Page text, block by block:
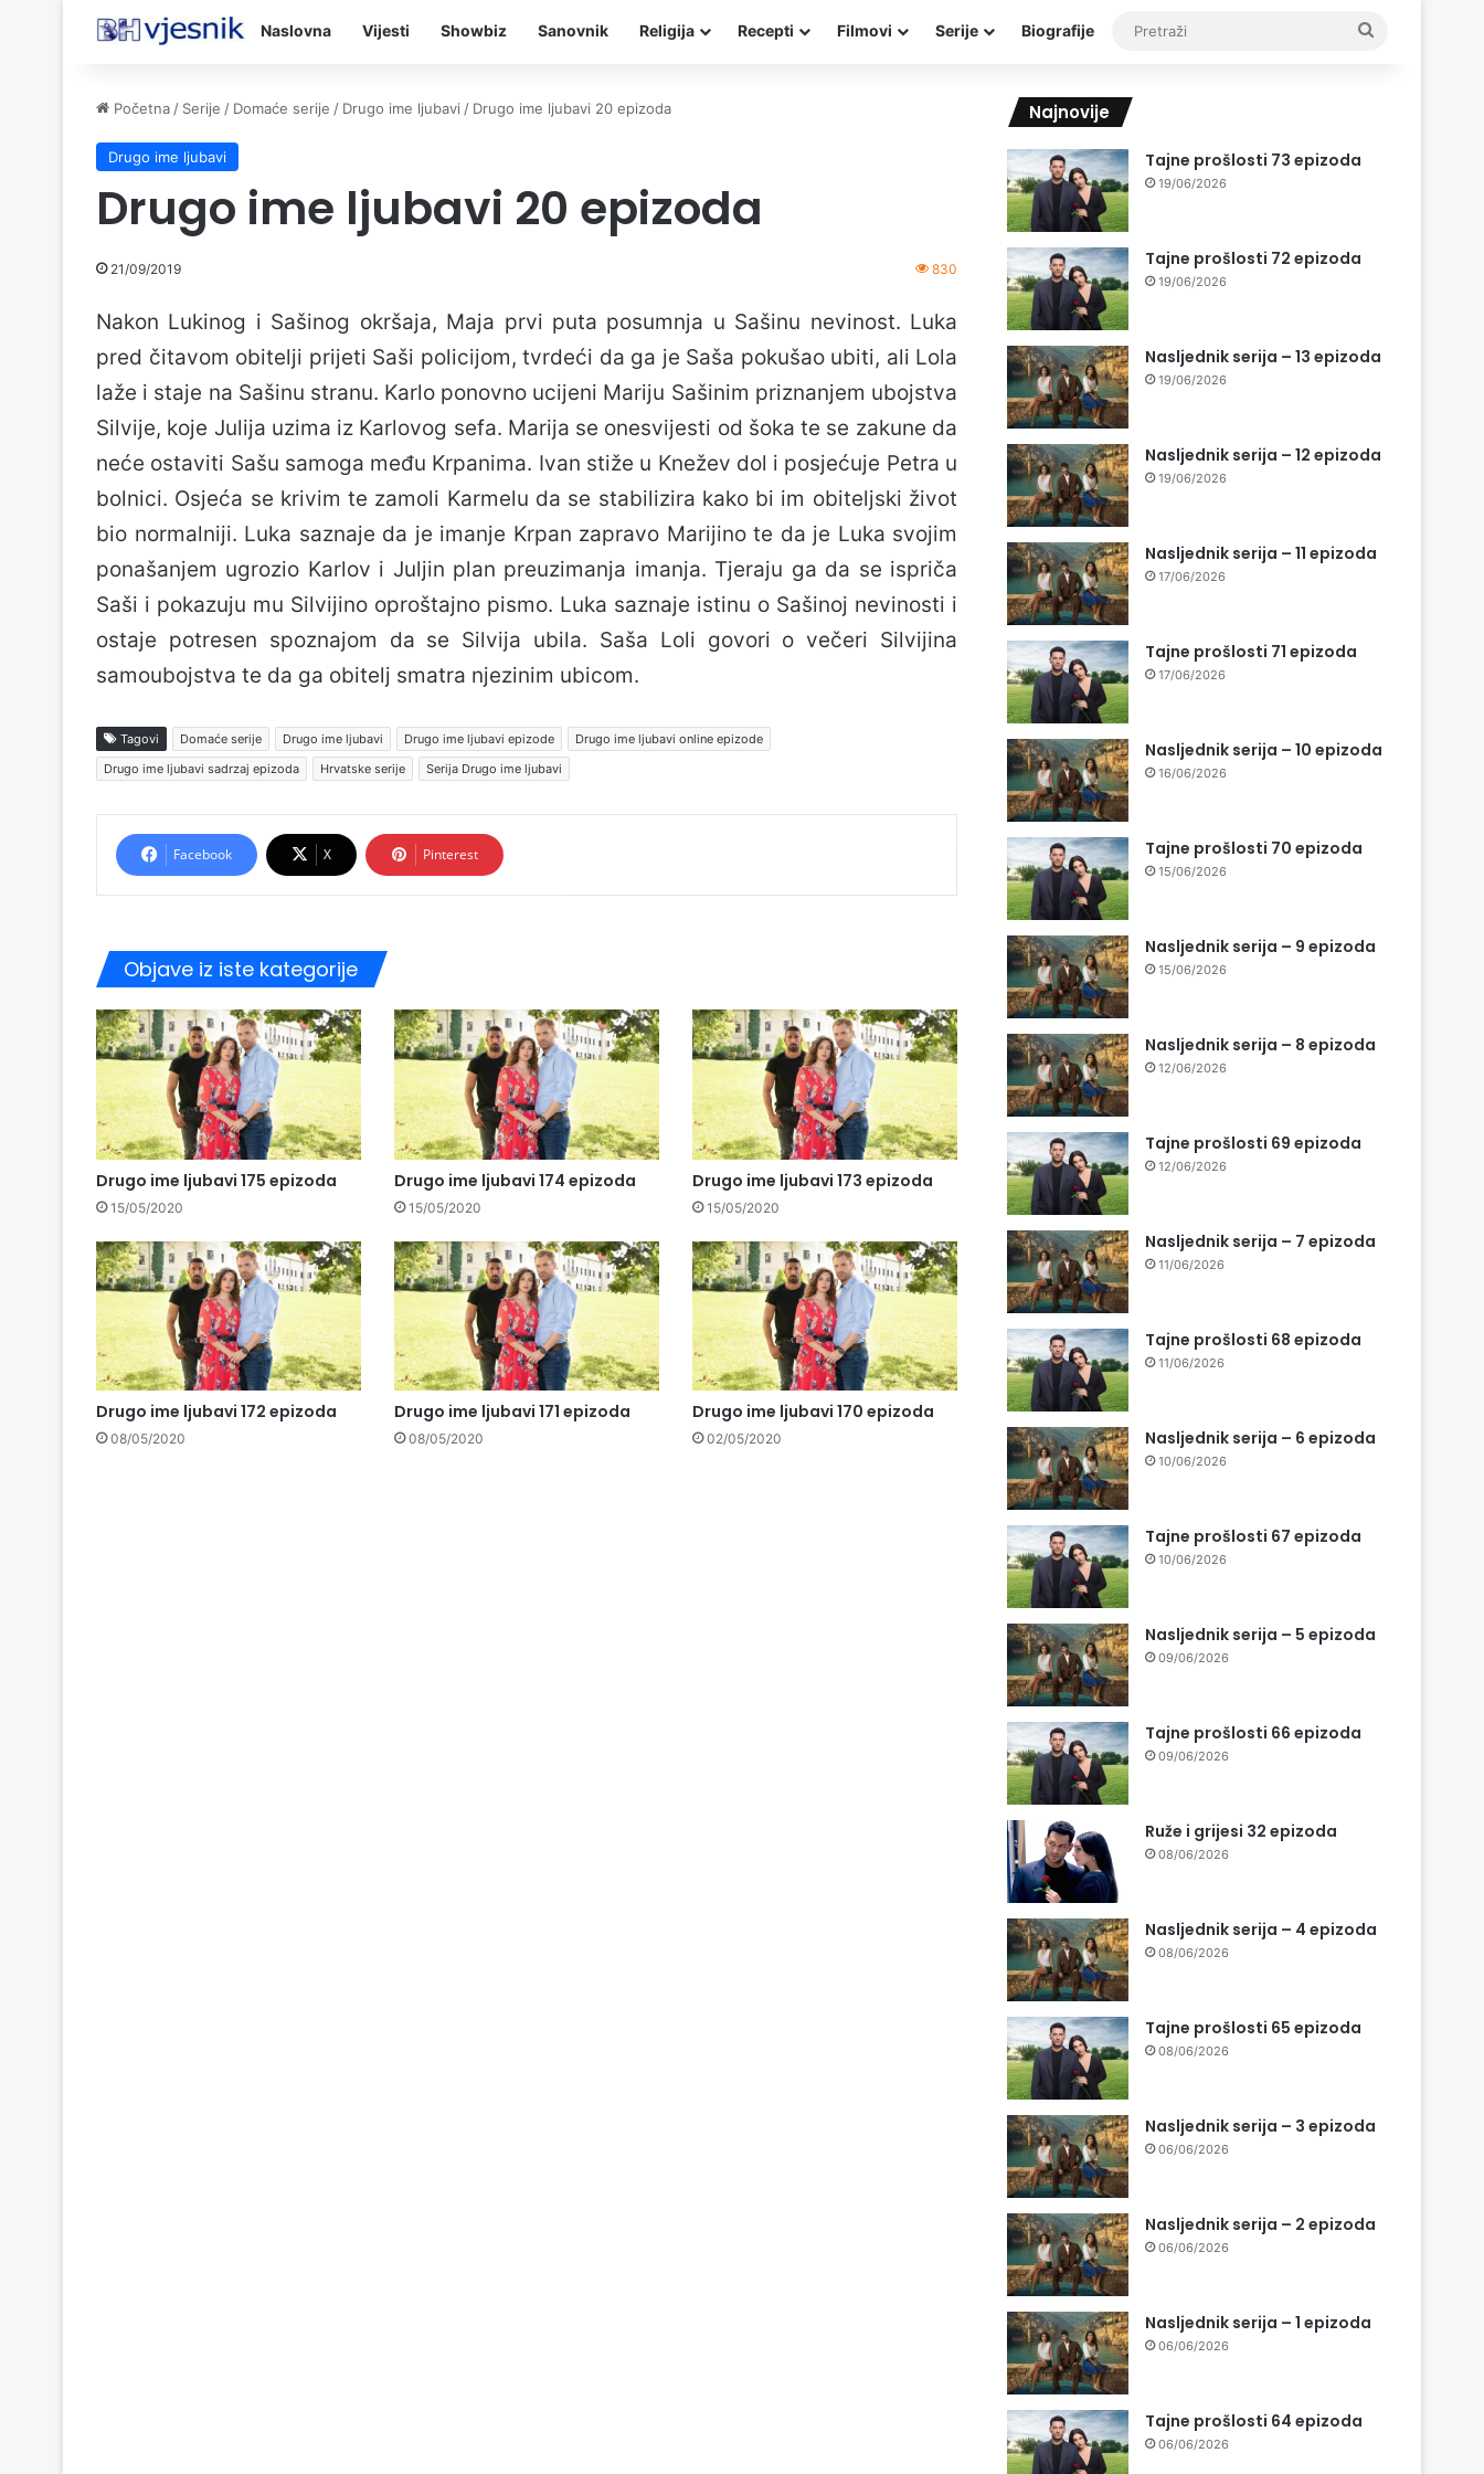
Naslovna Vijesti Showbiz Sanovnik Religija Recepti Filmovi Serije Biografije
Početna / Serije / Domaće serije / Drugo ime ljubavi / Drugo ime ljubavi 20 epizoda
Drugo ime ljubavi
Drugo ime ljubavi 20 epizoda
21/09/2019 830
Nakon Lukinog i Sašinog okršaja, Maja prvi puta posumnja u Sašinu nevinost. Luka
pred čitavom obitelji prijeti Saši policijom, tvrdeći da ga je Saša pokušao ubiti, ali Lola
laže i staje na Sašinu stranu. Karlo ponovno ucijeni Mariju Sašinim priznanjem ubojstva
Silvije, koje Julija uzima iz Karlovog sefa. Marija se onesvijesti od šoka te se zakune da
neće ostaviti Sašu samoga među Krpanima. Ivan stiže u Knežev dol i posjećuje Petra u
bolnici. Osjeća se krivim te zamoli Karmelu da se stabilizira kako bi im obiteljski život
bio normalniji. Luka saznaje da je imanje Krpan zapravo Marijino te da je Luka svojim
ponašanjem ugrozio Karlov i Juljin plan preuzimanja imanja. Tjeraju ga da se ispriča
Saši i pokazuju mu Silvijino oproštajno pismo. Luka saznaje istinu o Sašinoj nevinosti i
ostaje potresen spoznajom da se Silvija ubila. Saša Loli govori o večeri Silvijina
samoubojstva te da ga obitelj smatra njezinim ubicom.
Tagovi Domaće serije Drugo ime ljubavi Drugo ime ljubavi epizode
Drugo ime ljubavi online epizode
Drugo ime ljubavi sadrzaj epizoda
Hrvatske serije Serija Drugo ime ljubavi
Facebook X Pinterest
Objave iz iste kategorije
Drugo ime ljubavi 175 epizoda
15/05/2020
Drugo ime ljubavi 174 epizoda
15/05/2020
Drugo ime ljubavi 173 epizoda
15/05/2020
Drugo ime ljubavi 172 epizoda
08/05/2020
Drugo ime ljubavi 171 epizoda
08/05/2020
Drugo ime ljubavi 170 epizoda
02/05/2020
Najnovije
Tajne prošlosti 73 epizoda
19/06/2026
Tajne prošlosti 72 epizoda
19/06/2026
Nasljednik serija – 13 epizoda
19/06/2026
Nasljednik serija – 12 epizoda
19/06/2026
Nasljednik serija – 11 epizoda
17/06/2026
Tajne prošlosti 71 epizoda
17/06/2026
Nasljednik serija – 10 epizoda
16/06/2026
Tajne prošlosti 70 epizoda
15/06/2026
Nasljednik serija – 9 epizoda
15/06/2026
Nasljednik serija – 8 epizoda
12/06/2026
Tajne prošlosti 69 epizoda
12/06/2026
Nasljednik serija – 7 epizoda
11/06/2026
Tajne prošlosti 68 epizoda
11/06/2026
Nasljednik serija – 6 epizoda
10/06/2026
Tajne prošlosti 67 epizoda
10/06/2026
Nasljednik serija – 5 epizoda
09/06/2026
Tajne prošlosti 66 epizoda
09/06/2026
Ruže i grijesi 32 epizoda
08/06/2026
Nasljednik serija – 4 epizoda
08/06/2026
Tajne prošlosti 65 epizoda
08/06/2026
Nasljednik serija – 3 epizoda
06/06/2026
Nasljednik serija – 2 epizoda
06/06/2026
Nasljednik serija – 1 epizoda
06/06/2026
Tajne prošlosti 64 epizoda
06/06/2026